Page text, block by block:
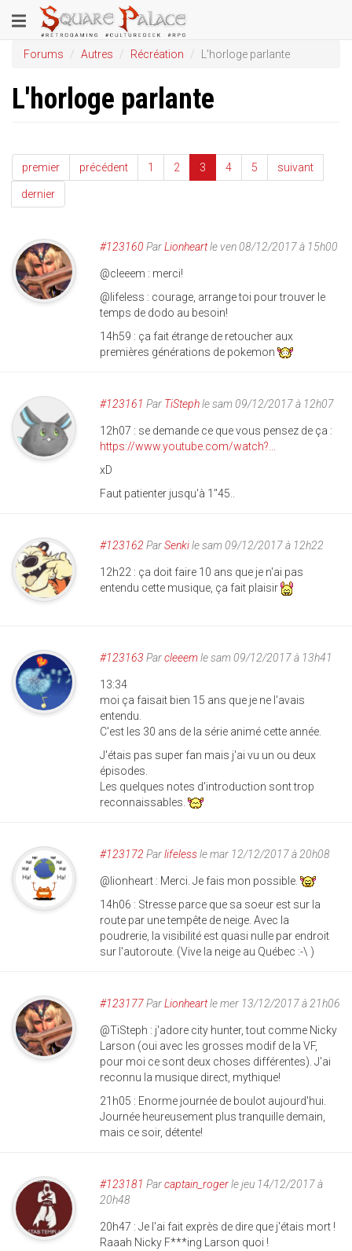
au
contenu
principal
Toggle
navigation
Forums Autres Récréation L'horloge parlante
L'horloge parlante
premier précédent 1 2 3 4 5 suivant
dernier
#123160 ParLionheartle ven 08/12/2017 à 15h00
@cleeem : merci!
@lifeless : courage, arrange toi pour trouver le
temps de dodo au besoin!
14h59 : ça fait étrange de retoucher aux
premières générations de pokemon
#123161 Par TiStephle sam 09/12/2017 à 12h07
12h07 : se demande ce que vous pensez de ça :
https://www.youtube.com/watch?...
xD
Faut patienter jusqu'à 1"45..
#123162 ParSenkile sam 09/12/2017 à 12h22
12h22 : ça doit faire 10 ans que je n'ai pas
entendu cette musique, ça fait plaisir
#123163 Parcleeemle sam 09/12/2017 à 13h41
13:34
moi ça faisait bien 15 ans que je ne l'avais
entendu.
C'est les 30 ans de la série animé cette année.
J'étais pas super fan mais j'ai vu un ou deux
épisodes.
Les quelques notes d'introduction sont trop
reconnaissables.
#123172 Parlifelessle mar 12/12/2017 à 20h08
@lionheart : Merci. Je fais mon possible.
14h06 : Stresse parce que sa soeur est sur la
route par une tempête de neige. Avec la
poudrerie, la visibilité est quasi nulle par endroit
sur l'autoroute. (Vive la neige au Québec :-\ )
#123177ParLionheartle mer 13/12/2017 à 21h06
@TiSteph : j'adore city hunter, tout comme Nicky
Larson (oui avec les grosses modif de la VF,
pour moi ce sont deux choses différentes). J'ai
reconnu la musique direct, mythique!
21h05 : Enorme journée de boulot aujourd'hui.
Journée heureusement plus tranquille demain,
mais ce soir, détente!
#123181 Parcaptain_rogerle jeu 14/12/2017 à
20h48
20h47 : Je l'ai fait exprès de dire que j'étais mort !
Raaah Nicky F***ing Larson quoi !